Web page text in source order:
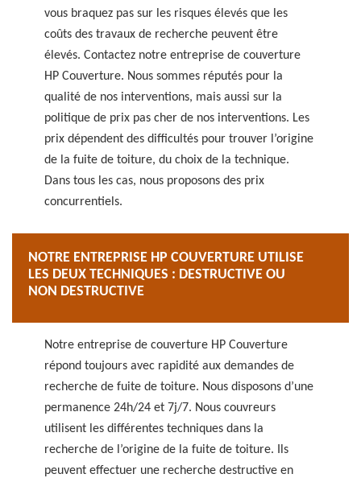
vous braquez pas sur les risques élevés que les
coûts des travaux de recherche peuvent être
élevés. Contactez notre entreprise de couverture
HP Couverture. Nous sommes réputés pour la
qualité de nos interventions, mais aussi sur la
politique de prix pas cher de nos interventions. Les
prix dépendent des difficultés pour trouver l’origine
de la fuite de toiture, du choix de la technique.
Dans tous les cas, nous proposons des prix
concurrentiels.
NOTRE ENTREPRISE HP COUVERTURE UTILISE
LES DEUX TECHNIQUES : DESTRUCTIVE OU
NON DESTRUCTIVE
Notre entreprise de couverture HP Couverture
répond toujours avec rapidité aux demandes de
recherche de fuite de toiture. Nous disposons d’une
permanence 24h/24 et 7j/7. Nous couvreurs
utilisent les différentes techniques dans la
recherche de l’origine de la fuite de toiture. Ils
peuvent effectuer une recherche destructive en